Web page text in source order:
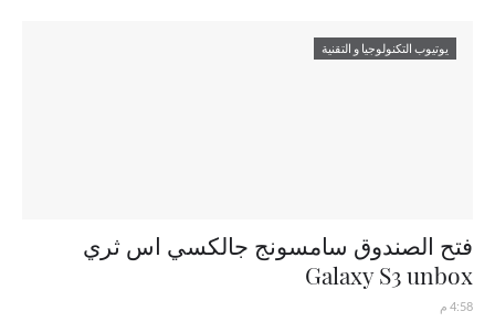
يوتيوب التكنولوجيا و التقنية
فتح الصندوق سامسونج جالكسي اس ثري
Galaxy S3 unbox
4:58 م